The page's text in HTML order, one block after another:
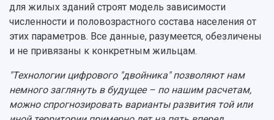
для жилых зданий строят модель зависимости
численности и половозрастного состава населения от
этих параметров. Все данные, разумеется, обезличены
и не привязаны к конкретным жильцам.
"Технологии цифрового "двойника" позволяют нам
немного заглянуть в будущее – по нашим расчетам,
можно спрогнозировать варианты развития той или